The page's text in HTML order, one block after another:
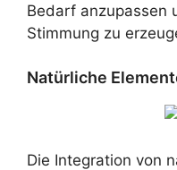
Bedarf anzupassen
Stimmung zu
Natürliche
Die Integration von